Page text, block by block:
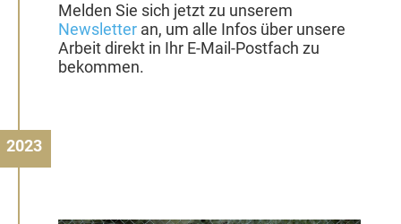
Melden Sie sich jetzt zu unserem
Newsletter an, um alle Infos über unsere
Arbeit direkt in Ihr E-Mail-Postfach zu
bekommen.
2023